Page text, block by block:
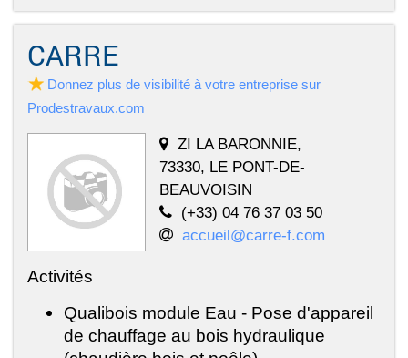
CARRE
Donnez plus de visibilité à votre entreprise sur
Prodestravaux.com
ZI LA BARONNIE,
73330, LE PONT-DE-
BEAUVOISIN
(+33) 04 76 37 03 50
accueil@carre-f.com
Activités
Qualibois module Eau - Pose d'appareil
de chauffage au bois hydraulique